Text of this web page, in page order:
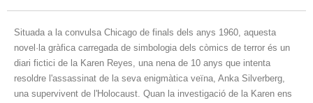
Situada a la convulsa Chicago de finals dels anys 1960, aquesta
novel·la gràfica carregada de simbologia dels còmics de terror és un
diari fictici de la Karen Reyes, una nena de 10 anys que intenta
resoldre l'assassinat de la seva enigmàtica veïna, Anka Silverberg,
una supervivent de l'Holocaust. Quan la investigació de la Karen ens